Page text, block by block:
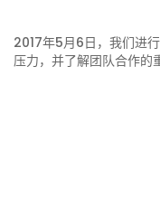
2017年5月6日，我们进
压力，并了解团队合作的